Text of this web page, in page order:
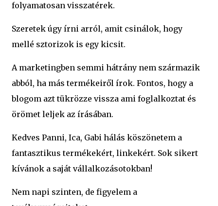
folyamatosan visszatérek.
Szeretek úgy írni arról, amit csinálok, hogy
mellé sztorizok is egy kicsit.
A marketingben semmi hátrány nem származik
abból, ha más termékeiről írok. Fontos, hogy a
blogom azt tükrözze vissza ami foglalkoztat és
örömet leljek az írásában.
Kedves Panni, Ica, Gabi hálás köszönetem a
fantasztikus termékekért, linkekért. Sok sikert
kívánok a saját vállalkozásotokban!
Nem napi szinten, de figyelem a